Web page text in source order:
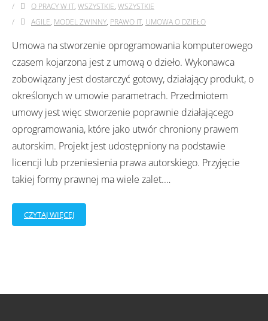
O PRACY W IT, WSZYSTKIE, WSZYSTKIE
AGILE, MODEL ZWINNY, PRAWO IT, UMOWA O DZIEŁO
Umowa na stworzenie oprogramowania komputerowego
czasem kojarzona jest z umową o dzieło. Wykonawca
zobowiązany jest dostarczyć gotowy, działający produkt, o
określonych w umowie parametrach. Przedmiotem
umowy jest więc stworzenie poprawnie działającego
oprogramowania, które jako utwór chroniony prawem
autorskim. Projekt jest udostępniony na podstawie
licencji lub przeniesienia prawa autorskiego. Przyjęcie
takiej formy prawnej ma wiele zalet.…
CZYTAJ WIĘCEJ